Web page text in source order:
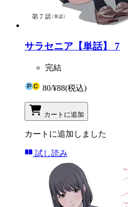
サラセニア【単話】 7
完結
80/¥88(税込)
カートに追加
カートに追加しました
試し読み